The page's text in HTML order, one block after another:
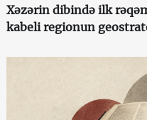
Xəzərin dibində ilk
kabeli regionun